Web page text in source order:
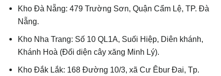
Kho Đà Nẵng: 479 Trường Sơn, Quận Cẩm Lệ, TP. Đà
Nẵng.
Kho Nha Trang: Số 10 QL1A, Suối Hiệp, Diên khánh,
Khánh Hoà (Đối diện cây xăng Minh Lý).
Kho Đắk Lắk: 168 Đường 10/3, xã Cư Êbur Đai, Tp.